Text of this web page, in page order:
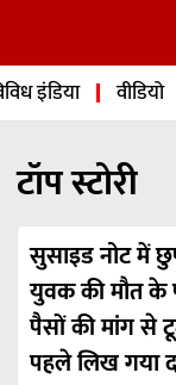
इंडिया वीडियो
टॉप स्टोरी
सुसाइड नोट में
युवक की मौत के
पैसों की मांग से
पहले लिख गया